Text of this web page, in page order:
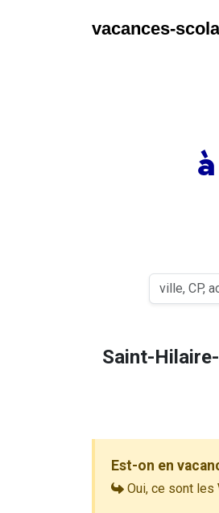
vacances-
à
Saint-
Est-on en
Oui, ce sont les